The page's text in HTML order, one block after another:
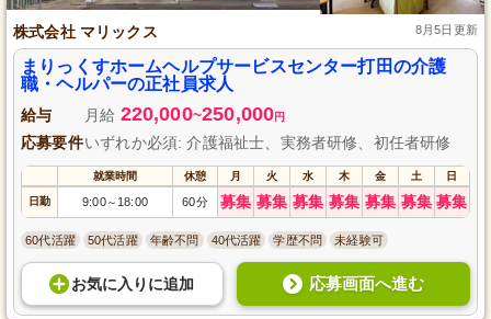
株式会社 マリックス 8月5日更新
まりっくすホームヘルプサービスセンター打田の介護
職・ヘルパーの正社員求人
給与 月給 220,000~250,000円
応募要件いずれか必須: 介護福祉士、実務者研修、初任者研修
就業時間 休憩 月 火 水 木 金 土 日
日勤 9:00～ 18:00 60分 募集 募集 募集 募集 募集 募集 募集
60代活躍 50代活躍 年齢不問 40代活躍 学歴不問 未経験可
お気に入り に追加 応募画面へ進む